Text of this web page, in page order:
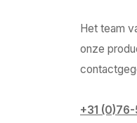
Het team
onze
+31